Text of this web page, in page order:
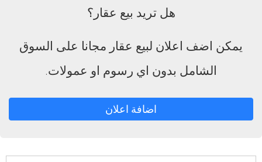
هل تريد بيع عقار؟
يمكن اضف اعلان لبيع عقار مجانا على السوق
الشامل بدون اي رسوم او عمولات.
اضافة اعلان